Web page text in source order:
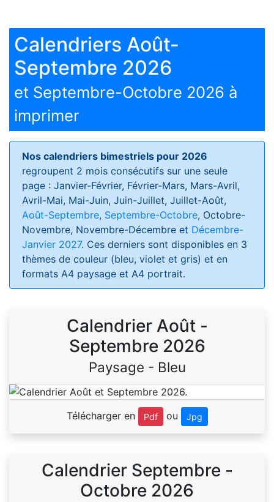
Calendriers Août-
Septembre 2026
et Septembre-Octobre 2026 à
imprimer
Nos calendriers bimestriels pour 2026
regroupent 2 mois consécutifs sur une seule
page : Janvier-Février, Février-Mars, Mars-Avril,
Avril-Mai, Mai-Juin, Juin-Juillet, Juillet-Août,
Août-Septembre, Septembre-Octobre, Octobre-
Novembre, Novembre-Décembre et Décembre-
Janvier 2027. Ces derniers sont disponibles en 3
thèmes de couleur (bleu, violet et gris) et en
formats A4 paysage et A4 portrait.
Calendrier Août -
Septembre 2026
Paysage - Bleu
Télécharger en Pdf ou Jpg
Calendrier Septembre -
Octobre 2026